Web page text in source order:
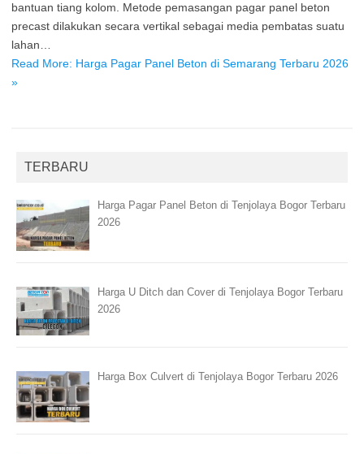
bantuan tiang kolom. Metode pemasangan pagar panel beton
precast dilakukan secara vertikal sebagai media pembatas suatu
lahan…
Read More: Harga Pagar Panel Beton di Semarang Terbaru 2026
»
TERBARU
Harga Pagar Panel Beton di Tenjolaya Bogor Terbaru
2026
Harga U Ditch dan Cover di Tenjolaya Bogor Terbaru
2026
Harga Box Culvert di Tenjolaya Bogor Terbaru 2026